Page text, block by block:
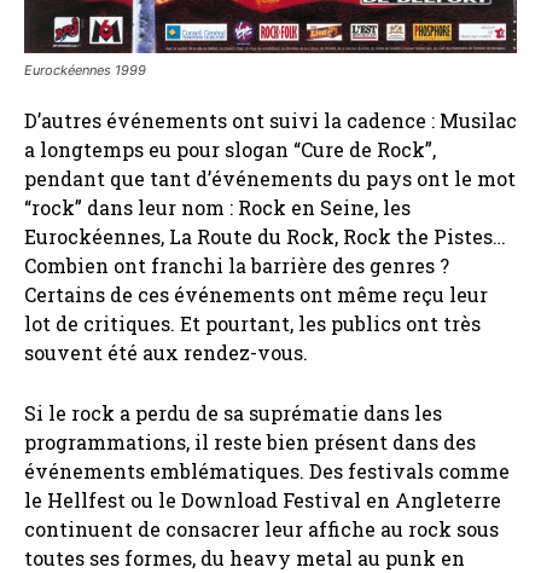
Eurockéennes 1999
D’autres événements ont suivi la cadence : Musilac
a longtemps eu pour slogan “Cure de Rock”,
pendant que tant d’événements du pays ont le mot
“rock” dans leur nom : Rock en Seine, les
Eurockéennes, La Route du Rock, Rock the Pistes…
Combien ont franchi la barrière des genres ?
Certains de ces événements ont même reçu leur
lot de critiques. Et pourtant, les publics ont très
souvent été aux rendez-vous.
Si le rock a perdu de sa suprématie dans les
programmations, il reste bien présent dans des
événements emblématiques. Des festivals comme
le Hellfest ou le Download Festival en Angleterre
continuent de consacrer leur affiche au rock sous
toutes ses formes, du heavy metal au punk en